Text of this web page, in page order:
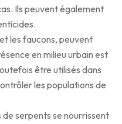
Ils peuvent également
les faucons, peuvent
en milieu urbain est
être utilisés dans
les populations de
serpents se nourrissent